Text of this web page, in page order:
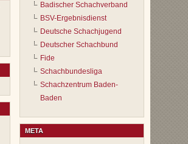
Badischer Schachverband
BSV-Ergebnisdienst
Deutsche Schachjugend
Deutscher Schachbund
Fide
Schachbundesliga
Schachzentrum Baden-
Baden
META